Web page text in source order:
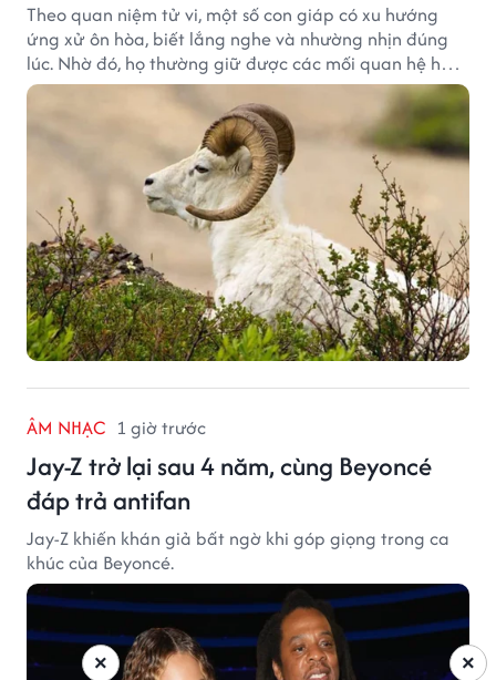
Theo quan niệm tử vi, một số con giáp có xu hướng
ứng xử ôn hòa, biết lắng nghe và nhường nhịn đúng
lúc. Nhờ đó, họ thường giữ được các mối quan hệ hài
hòa và nhận được sự yêu mến từ những người xung
ÂM NHẠC 1 giờ trước
Jay-Z trở lại sau 4 năm, cùng Beyoncé
đáp trả antifan
Jay-Z khiến khán giả bất ngờ khi góp giọng trong ca
khúc của Beyoncé.
×
×